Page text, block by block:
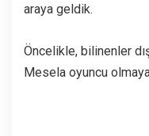
araya geldik.
Öncelikle, bilinenler
Mesela oyuncu